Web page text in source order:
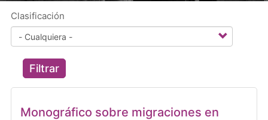
Clasificación
Filtrar
Monográfico sobre migraciones en